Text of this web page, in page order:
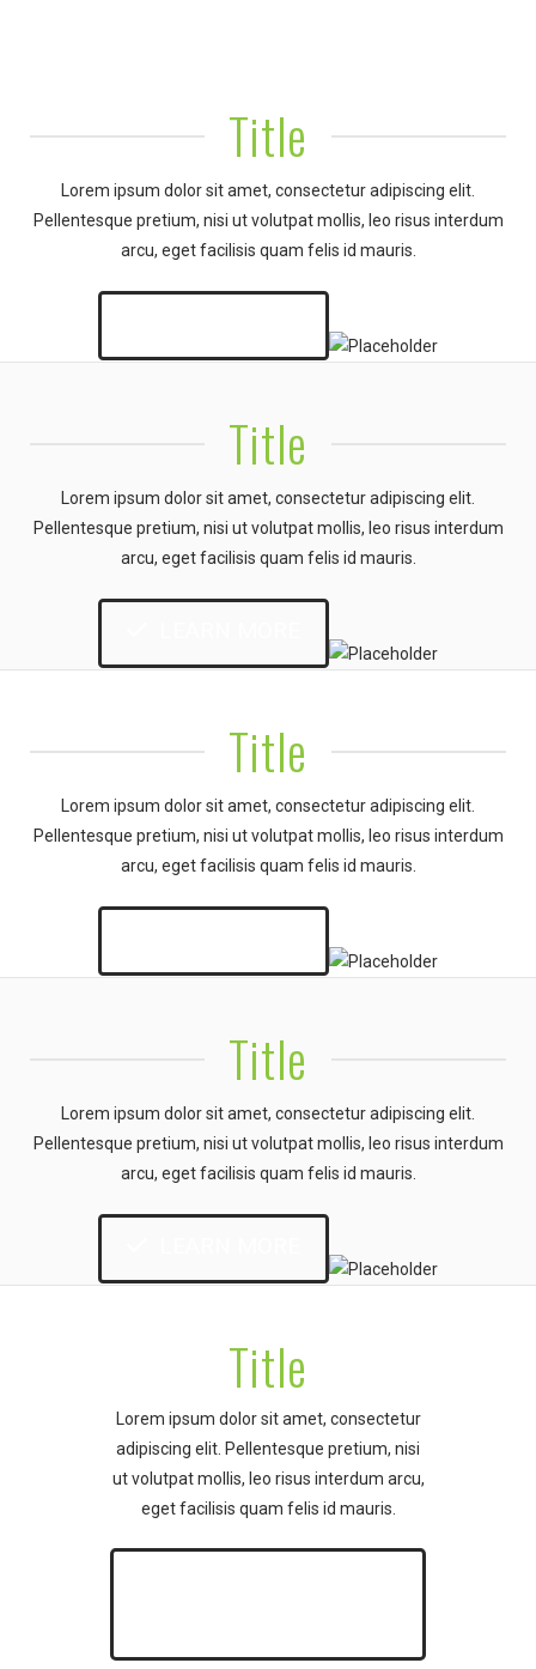
Title
Lorem ipsum dolor sit amet, consectetur adipiscing elit.
Pellentesque pretium, nisi ut volutpat mollis, leo risus interdum
arcu, eget facilisis quam felis id mauris.
Title
Lorem ipsum dolor sit amet, consectetur adipiscing elit.
Pellentesque pretium, nisi ut volutpat mollis, leo risus interdum
arcu, eget facilisis quam felis id mauris.
Title
Lorem ipsum dolor sit amet, consectetur adipiscing elit.
Pellentesque pretium, nisi ut volutpat mollis, leo risus interdum
arcu, eget facilisis quam felis id mauris.
Title
Lorem ipsum dolor sit amet, consectetur adipiscing elit.
Pellentesque pretium, nisi ut volutpat mollis, leo risus interdum
arcu, eget facilisis quam felis id mauris.
Title
Lorem ipsum dolor sit amet, consectetur
adipiscing elit. Pellentesque pretium, nisi
ut volutpat mollis, leo risus interdum arcu,
eget facilisis quam felis id mauris.